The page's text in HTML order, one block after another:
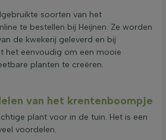
soorten van het
te bestellen bij Heijnen. Ze worden
de kwekerij geleverd en bij
het eenvoudig om een mooie
planten te creëren.
van het krentenboompje
plant voor in de tuin. Het is een
voordelen.